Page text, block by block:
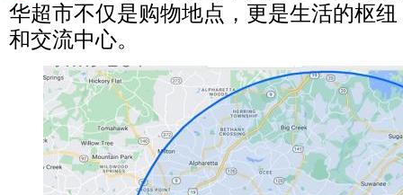
华超市不仅是购物地点，更是生活的枢
和交流中心。